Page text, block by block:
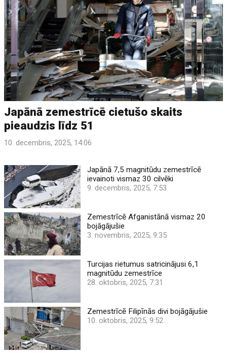
Japānā zemestrīcē cietušo skaits
pieaudzis līdz 51
10. decembris, 2025, 14:06
Japānā 7,5 magnitūdu zemestrīcē
ievainoti vismaz 30 cilvēki
9. decembris, 2025, 7:53
Zemestrīcē Afganistānā vismaz 20
bojāgājušie
3. novembris, 2025, 9:35
Turcijas rietumus satricinājusi 6,1
magnitūdu zemestrīce
28. oktobris, 2025, 7:31
Zemestrīcē Filipīnās divi bojāgājušie
10. oktobris, 2025, 9:52